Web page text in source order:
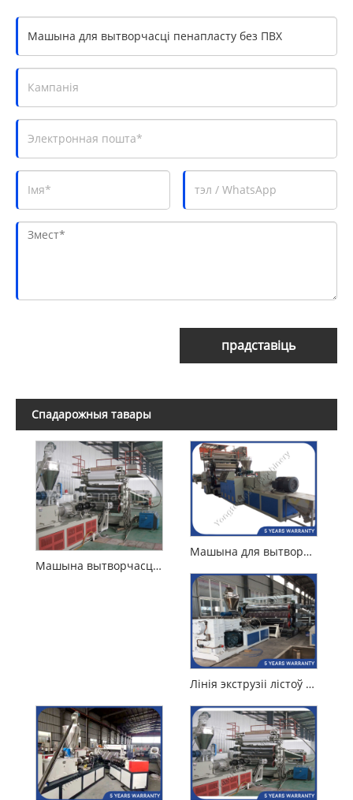
прадставіць
Спадарожныя тавары
Машына вытворчасці падлогі PVC SPC
Машына для вытворчасці ўспененых пліт без ПВХ
Лінія экструзіі лістоў ПВХ